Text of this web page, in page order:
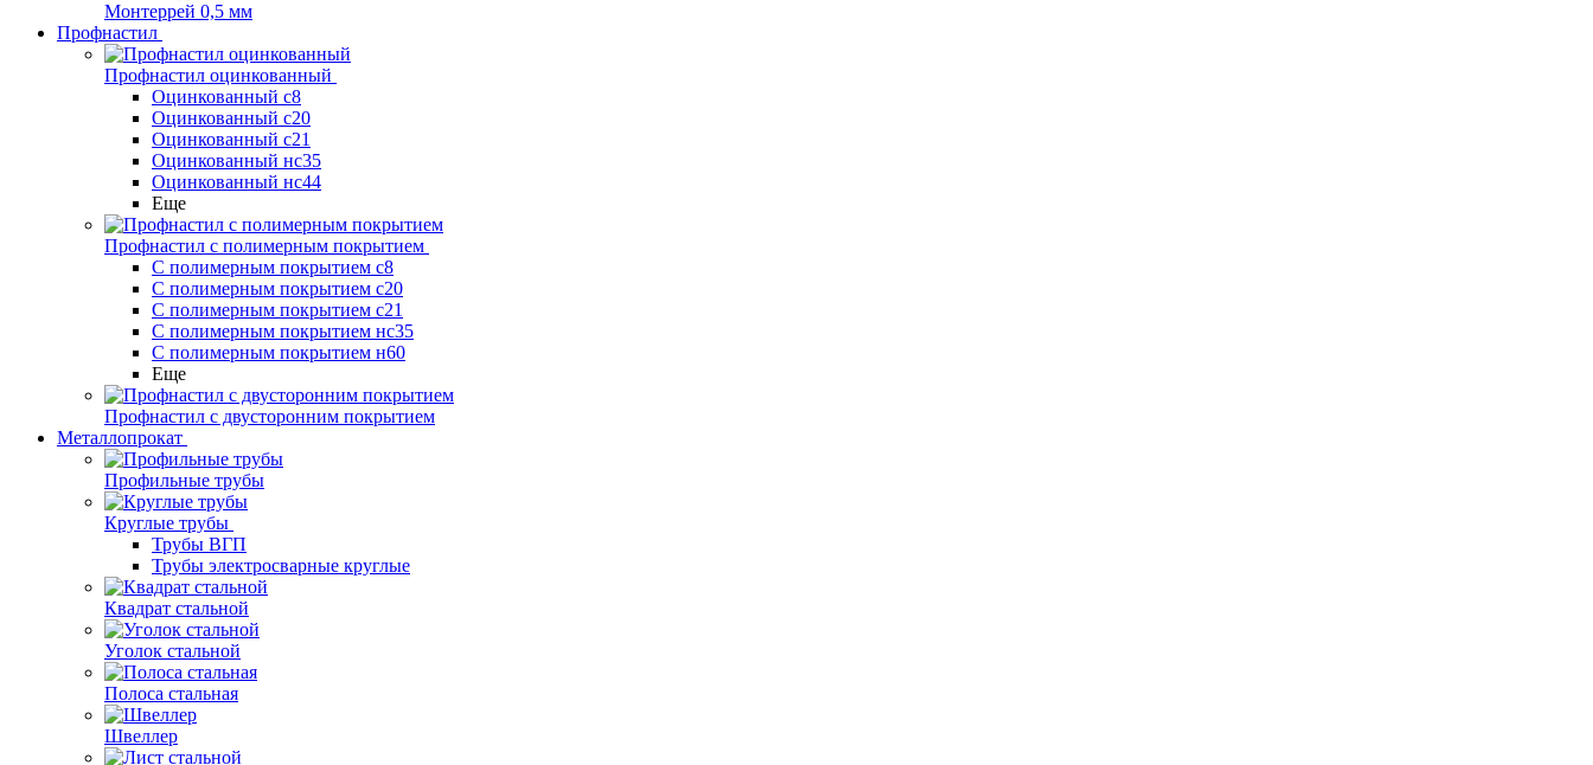
Монтеррей 0,5 мм
Профнастил
Профнастил оцинкованный
Оцинкованный с8
Оцинкованный с20
Оцинкованный с21
Оцинкованный нс35
Оцинкованный нс44
Еще
Профнастил с полимерным покрытием
С полимерным покрытием с8
С полимерным покрытием с20
С полимерным покрытием с21
С полимерным покрытием нс35
С полимерным покрытием н60
Еще
Профнастил с двусторонним покрытием
Металлопрокат
Профильные трубы
Круглые трубы
Трубы ВГП
Трубы электросварные круглые
Квадрат стальной
Уголок стальной
Полоса стальная
Швеллер